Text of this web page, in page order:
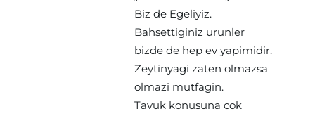
Biz de Egeliyiz.
Bahsettiginiz urunler
bizde de hep ev yapimidir.
Zeytinyagi zaten olmazsa
olmazi mutfagin.
Tavuk konusuna cok